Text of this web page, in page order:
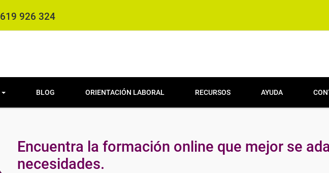
619 926 324
BLOG ORIENTACIÓN LABORAL RECURSOS AYUDA
Encuentra la formación online que mejor se
necesidades.